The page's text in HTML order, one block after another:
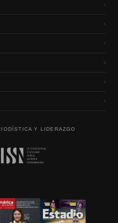
›
›
›
›
›
›
Y LIDERAZGO